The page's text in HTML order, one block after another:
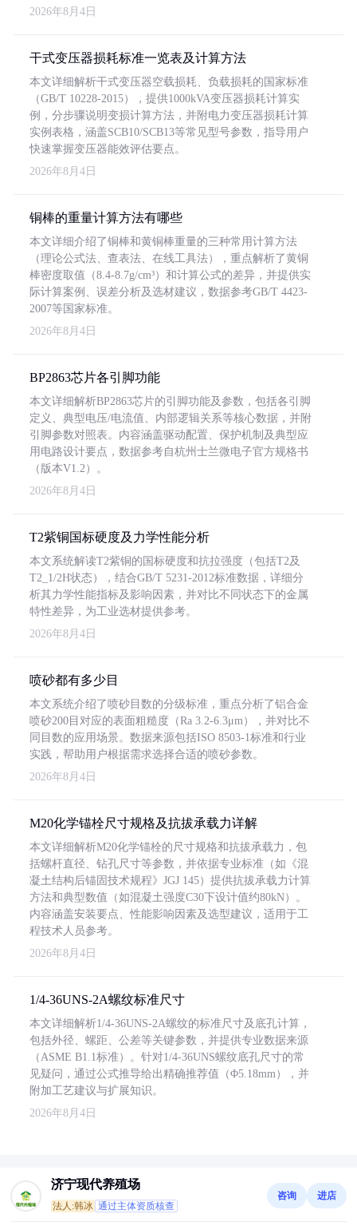
2026年8月4日
干式变压器损耗标准一览表及计算方法
本文详细解析干式变压器空载损耗、负载损耗的国家标准
（GB/T 10228-2015），提供1000kVA变压器损耗计算实
例，分步骤说明变损计算方法，并附电力变压器损耗计算
实例表格，涵盖SCB10/SCB13等常见型号参数，指导用户
快速掌握变压器能效评估要点。
2026年8月4日
铜棒的重量计算方法有哪些
本文详细介绍了铜棒和黄铜棒重量的三种常用计算方法
（理论公式法、查表法、在线工具法），重点解析了黄铜
棒密度取值（8.4-8.7g/cm³）和计算公式的差异，并提供实
际计算案例、误差分析及选材建议，数据参考GB/T 4423-
2007等国家标准。
2026年8月4日
BP2863芯片各引脚功能
本文详细解析BP2863芯片的引脚功能及参数，包括各引脚
定义、典型电压/电流值、内部逻辑关系等核心数据，并附
引脚参数对照表。内容涵盖驱动配置、保护机制及典型应
用电路设计要点，数据参考自杭州士兰微电子官方规格书
（版本V1.2）。
2026年8月4日
T2紫铜国标硬度及力学性能分析
本文系统解读T2紫铜的国标硬度和抗拉强度（包括T2及
T2_1/2H状态），结合GB/T 5231-2012标准数据，详细分
析其力学性能指标及影响因素，并对比不同状态下的金属
特性差异，为工业选材提供参考。
2026年8月4日
喷砂都有多少目
本文系统介绍了喷砂目数的分级标准，重点分析了铝合金
喷砂200目对应的表面粗糙度（Ra 3.2-6.3μm），并对比不
同目数的应用场景。数据来源包括ISO 8503-1标准和行业
实践，帮助用户根据需求选择合适的喷砂参数。
2026年8月4日
M20化学锚栓尺寸规格及抗拔承载力详解
本文详细解析M20化学锚栓的尺寸规格和抗拔承载力，包
括螺杆直径、钻孔尺寸等参数，并依据专业标准（如《混
凝土结构后锚固技术规程》JGJ 145）提供抗拔承载力计算
方法和典型数值（如混凝土强度C30下设计值约80kN）。
内容涵盖安装要点、性能影响因素及选型建议，适用于工
程技术人员参考。
2026年8月4日
1/4-36UNS-2A螺纹标准尺寸
本文详细解析1/4-36UNS-2A螺纹的标准尺寸及底孔计算，
包括外径、螺距、公差等关键参数，并提供专业数据来源
（ASME B1.1标准）。针对1/4-36UNS螺纹底孔尺寸的常
见疑问，通过公式推导给出精确推荐值（Φ5.18mm），并
附加工艺建议与扩展知识。
2026年8月4日
济宁现代养殖场
法人:韩冰 通过主体资质核查
咨询 进店